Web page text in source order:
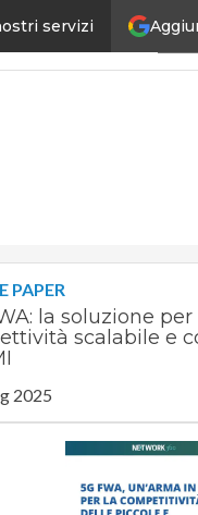
serviziOfficer
Le
PAPER
la soluzione per
scalabile e
2025